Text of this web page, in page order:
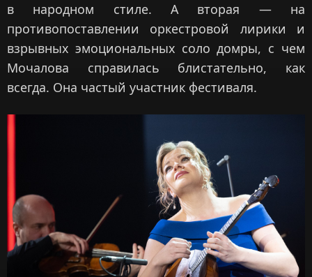
в народном стиле. А вторая — на
противопоставлении оркестровой лирики и
взрывных эмоциональных соло домры, с чем
Мочалова справилась блистательно, как
всегда. Она частый участник фестиваля.